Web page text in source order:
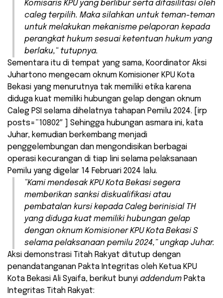
Komisaris KPU yang berlibur serta difasilitasi oleh
caleg terpilih. Maka silahkan untuk teman-teman
untuk melakukan mekanisme pelaporan kepada
perangkat hukum sesuai ketentuan hukum yang
berlaku,“ tutupnya.
Sementara itu di tempat yang sama, Koordinator Aksi
Juhartono mengecam oknum Komisioner KPU Kota
Bekasi yang menurutnya tak memiliki etika karena
diduga kuat memiliki hubungan gelap dengan oknum
Caleg PSI selama dihelatnya tahapan Pemilu 2024. [irp
posts=”10802″ ] Sehingga hubungan asmara ini, kata
Juhar, kemudian berkembang menjadi
penggelembungan dan mengondisikan berbagai
operasi kecurangan di tiap lini selama pelaksanaan
Pemilu yang digelar 14 Februari 2024 lalu.
“Kami mendesak KPU Kota Bekasi segera
memberikan sanksi diskualifikasi atau
pembatalan kursi kepada Caleg berinisial TH
yang diduga kuat memiliki hubungan gelap
dengan oknum Komisioner KPU Kota Bekasi S
selama pelaksanaan pemilu 2024,” ungkap Juhar.
Aksi demonstrasi Titah Rakyat ditutup dengan
penandatanganan Pakta Integritas oleh Ketua KPU
Kota Bekasi Ali Syaifa, berikut bunyi addendum Pakta
Integritas Titah Rakyat: